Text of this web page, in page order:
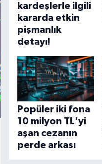
kardeşlerle ilgili
kararda etkin
pişmanlık
detayı!
Popüler iki fona
10 milyon TL'yi
aşan cezanın
perde arkası